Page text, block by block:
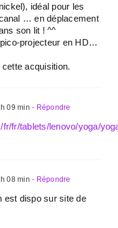
idéal pour les
… en déplacement
son lit ! ^^
projecteur en HD…
acquisition.
09 min - Répondre
fr/tablets/lenovo/yoga/
08 min - Répondre
est dispo sur site de